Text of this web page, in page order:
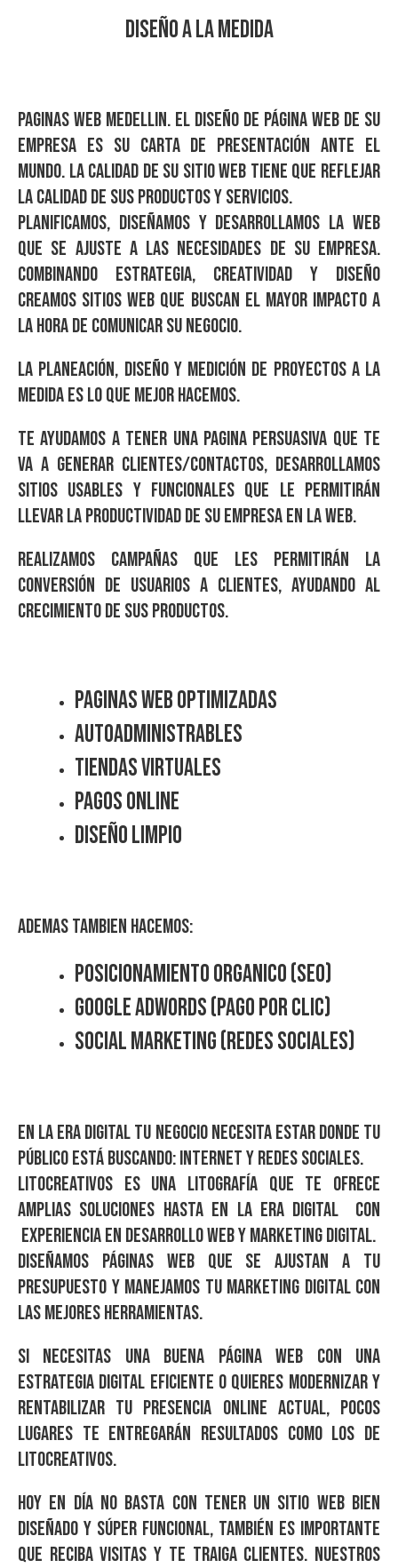
DISEÑO A LA MEDIDA
Paginas web medellin. El Diseño de página web de su
empresa es su carta de presentación ante el
mundo. La calidad de su sitio web tiene que reflejar
la calidad de sus productos y servicios.
Planificamos, diseñamos y desarrollamos la web
que se ajuste a las necesidades de su empresa.
Combinando estrategia, creatividad y diseño
creamos sitios web que buscan el mayor impacto a
la hora de comunicar su negocio.
La planeación, diseño y medición de proyectos a la
medida es lo que mejor hacemos.
Te ayudamos a tener una pagina persuasiva que te
va a generar clientes/contactos, Desarrollamos
sitios usables y funcionales que le permitirán
llevar la productividad de su empresa en la web.
Realizamos campañas que les permitirán la
conversión de usuarios a clientes, ayudando al
crecimiento de sus productos.
Paginas Web Optimizadas
Autoadministrables
Tiendas Virtuales
Pagos Online
Diseño Limpio
Ademas tambien hacemos:
Posicionamiento Organico (SEO)
Google Adwords (Pago por Clic)
Social Marketing (Redes Sociales)
En la era digital tu negocio necesita estar donde tu
público está buscando: Internet y Redes Sociales.
Litocreativos es una Litografía que te ofrece
amplias soluciones hasta en la era digital con
experiencia en Desarrollo Web y Marketing Digital.
Diseñamos páginas web que se ajustan a tu
presupuesto y manejamos tu marketing digital con
las mejores herramientas.
Si necesitas una buena página web con una
estrategia digital eficiente o quieres modernizar y
rentabilizar tu presencia online actual, pocos
Lugares te entregarán resultados como los de
Litocreativos.
Hoy en día no basta con tener un sitio web bien
diseñado y súper funcional, también es importante
que reciba visitas y te traiga clientes. Nuestros